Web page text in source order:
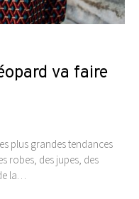
va faire
plus grandes tendances
robes, des jupes, des
la…